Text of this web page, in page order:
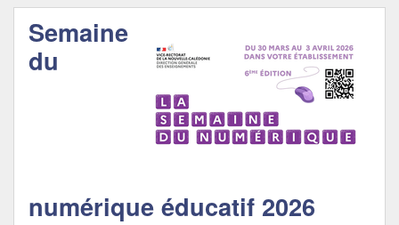
Enseignements
Examens/Concours
Semaine
du
numérique éducatif 2026